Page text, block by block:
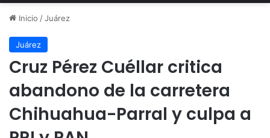
Inicio /Juárez
Juárez
Cruz Pérez Cuéllar critica
abandono de la carretera
Chihuahua-Parral y culpa a